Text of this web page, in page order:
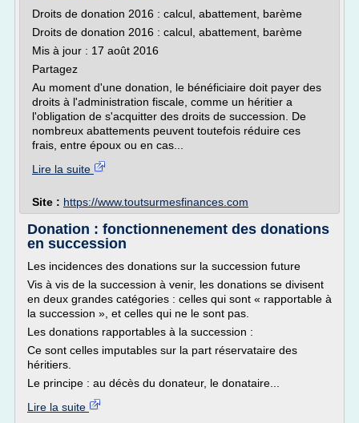
Droits de donation 2016 : calcul, abattement, barème
Droits de donation 2016 : calcul, abattement, barème
Mis à jour : 17 août 2016
Partagez
Au moment d'une donation, le bénéficiaire doit payer des
droits à l'administration fiscale, comme un héritier a
l'obligation de s'acquitter des droits de succession. De
nombreux abattements peuvent toutefois réduire ces
frais, entre époux ou en cas...
Lire la suite
Site : https://www.toutsurmesfinances.com
Donation : fonctionnenement des donations
en succession
Les incidences des donations sur la succession future
Vis à vis de la succession à venir, les donations se divisent
en deux grandes catégories : celles qui sont « rapportable à
la succession », et celles qui ne le sont pas.
Les donations rapportables à la succession :
Ce sont celles imputables sur la part réservataire des
héritiers.
Le principe : au décès du donateur, le donataire...
Lire la suite